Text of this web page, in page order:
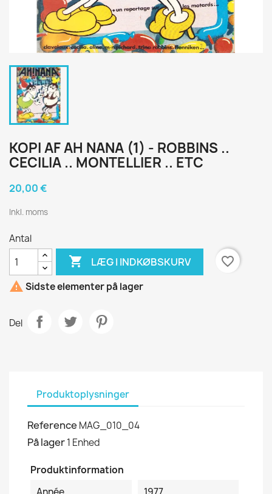
KOPI AF AH NANA (1) - ROBBINS ..
CECILIA .. MONTELLIER .. ETC
20,00 €
Inkl. moms
Antal
 LÆG I INDKØBSKURV
favorite_border
 Sidste elementer på lager
Del
Produktoplysninger
Reference MAG_010_04
På lager1 Enhed
Produktinformation